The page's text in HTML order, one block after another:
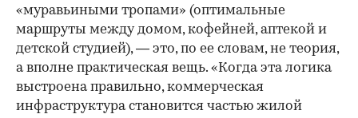
«муравьиными тропами» (оптимальные
маршруты между домом, кофейней, аптекой и
детской студией), — это, по ее словам, не теория,
а вполне практическая вещь. «Когда эта логика
выстроена правильно, коммерческая
инфраструктура становится частью жилой